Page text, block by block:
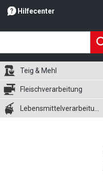
Hilfecenter
Teig & Mehl
Fleischverarbeitung